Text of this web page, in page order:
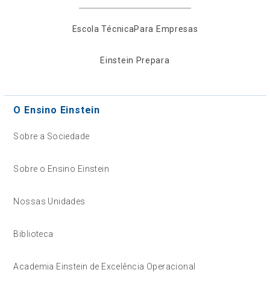
Escola TécnicaPara Empresas
Einstein Prepara
O Ensino Einstein
Sobre a Sociedade
Sobre o Ensino Einstein
Nossas Unidades
Biblioteca
Academia Einstein de Excelência Operacional